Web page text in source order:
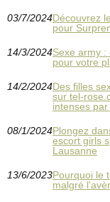
03/7/2024Découvrez
pour
14/3/2024Sexe army :
pour votre
14/2/2024Des filles
sur tel-
intenses
08/1/2024Plongez
escort girls
Lausanne
13/6/2023Pourquoi le
malgré